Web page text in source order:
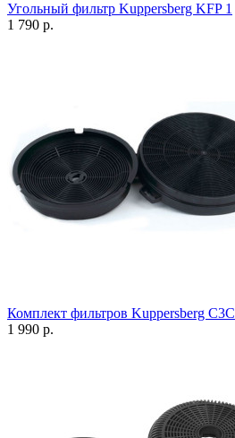
Угольный фильтр Kuppersberg KFP 1
1 790 р.
Комплект фильтров Kuppersberg C3C
1 990 р.